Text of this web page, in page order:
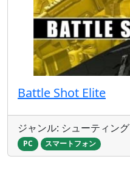
Battle Shot Elite
ジャンル: シューティング
PC スマートフォン